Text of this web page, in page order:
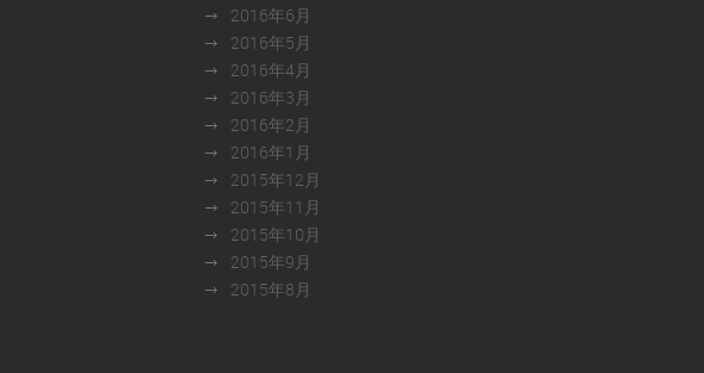
2016年6月
2016年5月
2016年4月
2016年3月
2016年2月
2016年1月
2015年12月
2015年11月
2015年10月
2015年9月
2015年8月